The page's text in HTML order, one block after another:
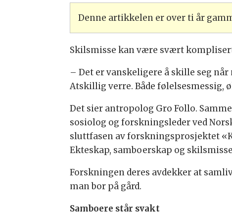
Denne artikkelen er over ti år
Skilsmisse kan være svært
– Det er vanskeligere å skille seg
Atskillig verre. Både følelsesmessig,
Det sier antropolog Gro Follo.
sosiolog og forskningsleder ved
sluttfasen av forskningsprosjektet
Ekteskap, samboerskap og
Forskningen deres avdekker at
man bor på gård.
Samboere står svakt